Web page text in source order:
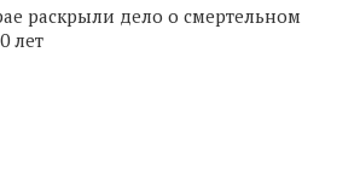
раскрыли дело о смертельном
лет